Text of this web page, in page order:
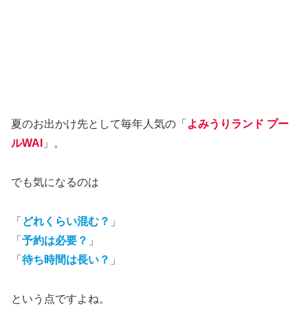
夏のお出かけ先として毎年人気の「 よみうりランド プー
ルWAI
」。
でも気になるのは
「 どれくらい混む？ 」
「 予約は必要？ 」
「 待ち時間は長い？ 」
という点ですよね。